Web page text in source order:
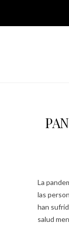
La
las
han
salud